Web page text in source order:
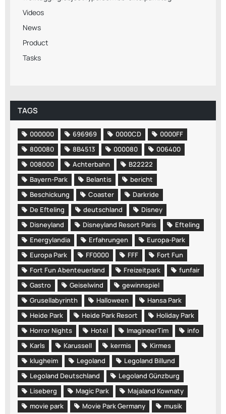
Videos
News
Product
Tasks
TAGS
000000 696969 0000CD
0000FF
800080
8B4513 000080
006400
008000
Achterbahn
B22222
Bayern-Park
Belantis
bericht
Beschickung
Coaster
Darkride
De Efteling
deutschland
Disney
Disneyland
Disneyland Resort Paris
Efteling
Energylandia
Erfahrungen
Europa-Park
Europa Park
FF0000 FFF
Fort Fun
Fort Fun Abenteuerland
Freizeitpark
funfair
Gastro
Geiselwind
gewinnspiel
Grusellabyrinth
Halloween
Hansa Park
Heide Park
Heide Park Resort
Holiday Park
Horror Nights
Hotel ImagineerTim
info
Karls
Karussell kermis
Kirmes
klugheim
Legoland
Legoland Billund
Legoland Deutschland
Legoland Günzburg
Liseberg
Magic Park
Majaland Kownaty
movie park
Movie Park Germany
musik